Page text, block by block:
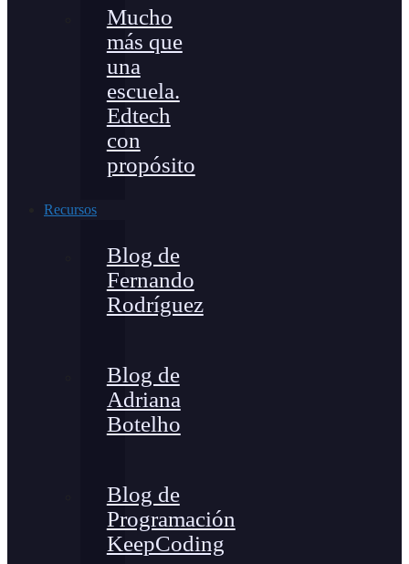
Mucho
más que
una
escuela.
Edtech
con
propósito
Recursos
Blog de
Fernando
Rodríguez
Blog de
Adriana
Botelho
Blog de
Programación
KeepCoding